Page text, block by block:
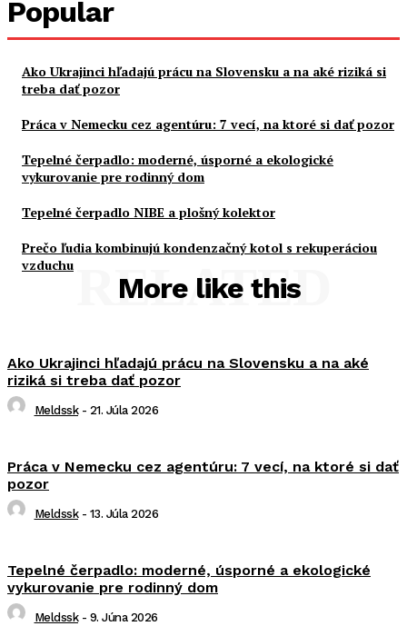
Popular
Ako Ukrajinci hľadajú prácu na Slovensku a na aké riziká si
treba dať pozor
Práca v Nemecku cez agentúru: 7 vecí, na ktoré si dať pozor
Tepelné čerpadlo: moderné, úsporné a ekologické
vykurovanie pre rodinný dom
Tepelné čerpadlo NIBE a plošný kolektor
Prečo ľudia kombinujú kondenzačný kotol s rekuperáciou
vzduchu
More like this
RELATED
Ako Ukrajinci hľadajú prácu na Slovensku a na aké
riziká si treba dať pozor
Meldssk - 21. Júla 2026
Práca v Nemecku cez agentúru: 7 vecí, na ktoré si dať
pozor
Meldssk - 13. Júla 2026
Tepelné čerpadlo: moderné, úsporné a ekologické
vykurovanie pre rodinný dom
Meldssk - 9. Júna 2026